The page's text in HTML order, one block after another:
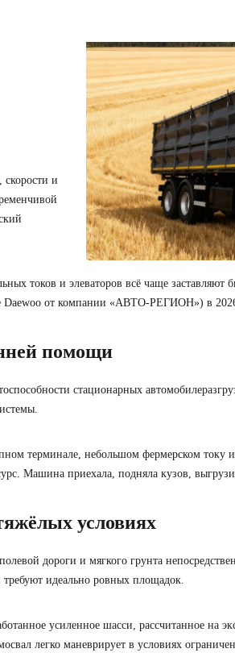
скорости и
токов и элеваторов всё чаще заставляют
Daewoo от компании «АВТО-РЕГИОН») в
помощи
стационарных
терминале, небольшом фермерском
Машина приехала, подняла кузов,
условиях
дороги и мягкого грунта
идеально ровных площадок.
усиленное шасси, рассчитанное на
легко маневрирует в условиях